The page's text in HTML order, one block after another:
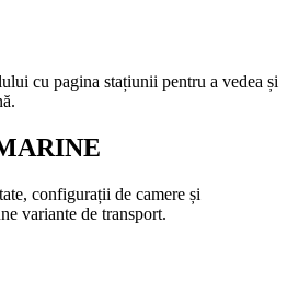
cu pagina stațiunii pentru a vedea și
configurații de camere și
variante de transport.